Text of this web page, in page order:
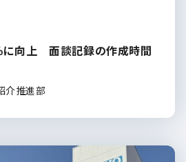
に向上 面談記録の作成時間
介推進部